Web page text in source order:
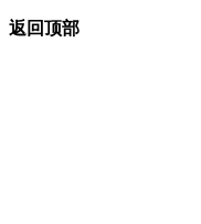
返回顶部